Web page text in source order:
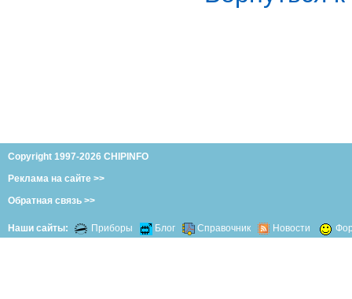
Copyright 1997-2026 CHIPINFO
Реклама на сайте >>
Обратная связь >>
Наши сайты: Приборы Блог Справочник Новости